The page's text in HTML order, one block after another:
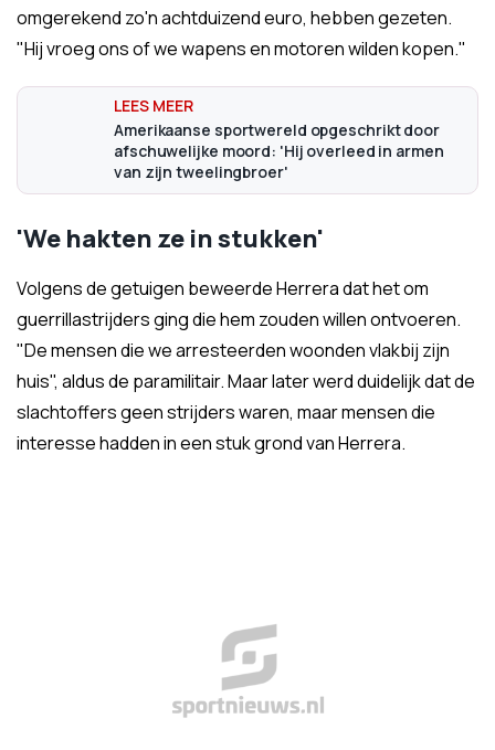
omgerekend zo'n achtduizend euro, hebben gezeten.
"Hij vroeg ons of we wapens en motoren wilden kopen."
Amerikaanse sportwereld opgeschrikt door
afschuwelijke moord: 'Hij overleed in armen
van zijn tweelingbroer'
'We hakten ze in stukken'
Volgens de getuigen beweerde Herrera dat het om
guerrillastrijders ging die hem zouden willen ontvoeren.
"De mensen die we arresteerden woonden vlakbij zijn
huis", aldus de paramilitair. Maar later werd duidelijk dat de
slachtoffers geen strijders waren, maar mensen die
interesse hadden in een stuk grond van Herrera.